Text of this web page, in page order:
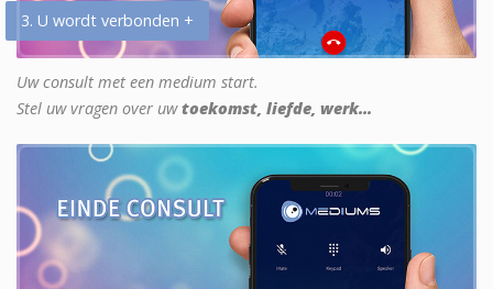
3. U wordt verbonden +
Uw consult met een medium start.
Stel uw vragen over uwtoekomst, liefde, werk...